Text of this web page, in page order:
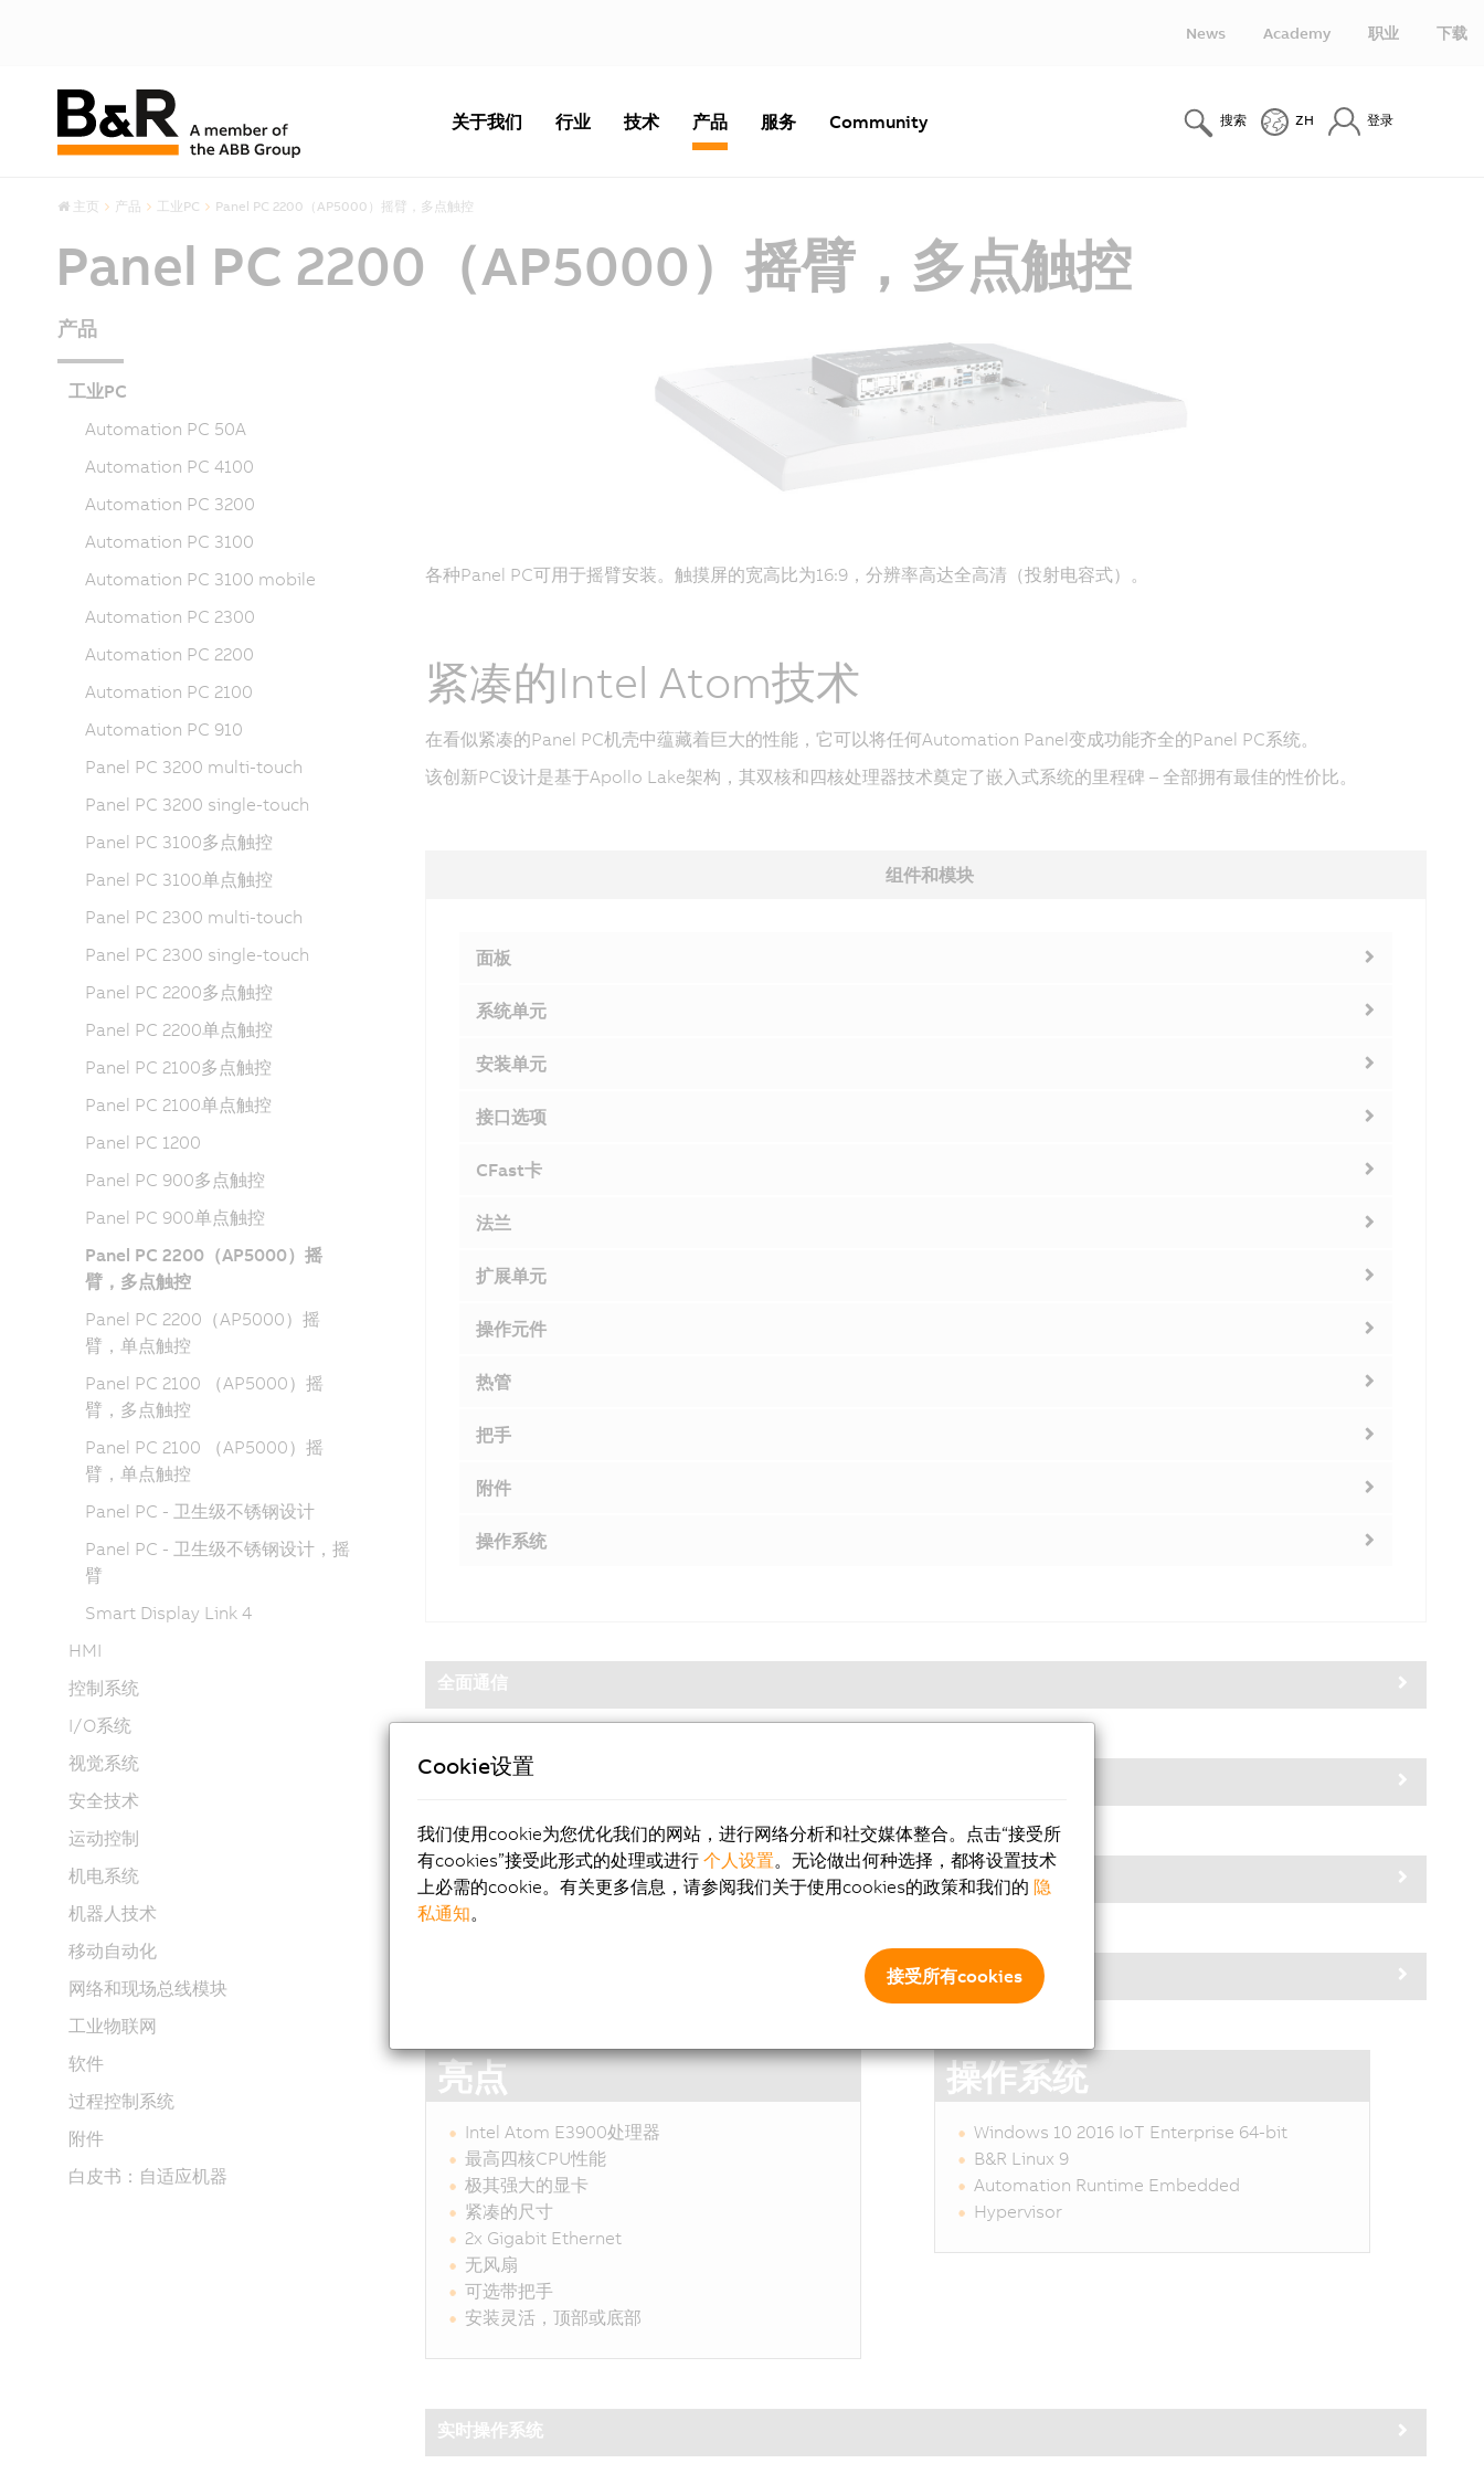
News Academy 职业 下载
关于我们 行业 技术 产品 服务 Community 搜索 ZH 登录
主页 产品 工业PC Panel PC 2200（AP5000）摇臂，多点触控
Panel PC 2200（AP5000）摇臂，多点触控
各种Panel PC可用于摇臂安装。触摸屏的宽高比为16:9，分辨率高达全高清（投射电容式）。
紧凑的Intel Atom技术
在看似紧凑的Panel PC机壳中蕴藏着巨大的性能，它可以将任何Automation Panel变成功能齐全的Panel PC系统。
该创新PC设计是基于Apollo Lake架构，其双核和四核处理器技术奠定了嵌入式系统的里程碑 – 全部拥有最佳的性价比。
组件和模块
面板
系统单元
安装单元
接口选项
CFast卡
法兰
扩展单元
操作元件
热管
把手
附件
操作系统
全面通信
高度灵活
高性能显卡
亮点
Intel Atom E3900处理器
最高四核CPU性能
极其强大的显卡
紧凑的尺寸
2x Gigabit Ethernet
无风扇
可选带把手
安装灵活，顶部或底部
操作系统
Windows 10 2016 IoT Enterprise 64-bit
B&R Linux 9
Automation Runtime Embedded
Hypervisor
实时操作系统
产品
工业PC
Automation PC 50A
Automation PC 4100
Automation PC 3200
Automation PC 3100
Automation PC 3100 mobile
Automation PC 2300
Automation PC 2200
Automation PC 2100
Automation PC 910
Panel PC 3200 multi-touch
Panel PC 3200 single-touch
Panel PC 3100多点触控
Panel PC 3100单点触控
Panel PC 2300 multi-touch
Panel PC 2300 single-touch
Panel PC 2200多点触控
Panel PC 2200单点触控
Panel PC 2100多点触控
Panel PC 2100单点触控
Panel PC 1200
Panel PC 900多点触控
Panel PC 900单点触控
Panel PC 2200（AP5000）摇
臂，多点触控
Panel PC 2200（AP5000）摇
臂，单点触控
Panel PC 2100 （AP5000）摇
臂，多点触控
Panel PC 2100 （AP5000）摇
臂，单点触控
Panel PC - 卫生级不锈钢设计
Panel PC - 卫生级不锈钢设计，摇
臂
Smart Display Link 4
HMI
控制系统
I/O系统
视觉系统
安全技术
运动控制
机电系统
机器人技术
移动自动化
网络和现场总线模块
工业物联网
软件
过程控制系统
附件
白皮书：自适应机器
Cookie设置
我们使用cookie为您优化我们的网站，进行网络分析和社交媒体整合。点击“接受所
有cookies”接受此形式的处理或进行 个人设置。无论做出何种选择，都将设置技术
上必需的cookie。有关更多信息，请参阅我们关于使用cookies的政策和我们的 隐
私通知。
接受所有cookies